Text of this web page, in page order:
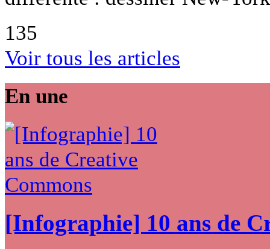
135
Voir tous les articles
En une
[Infographie] 10 ans de